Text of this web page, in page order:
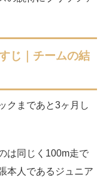
じ｜チームの結
クまであと3ヶ月し
は同じく100m走で
本人であるジュニア